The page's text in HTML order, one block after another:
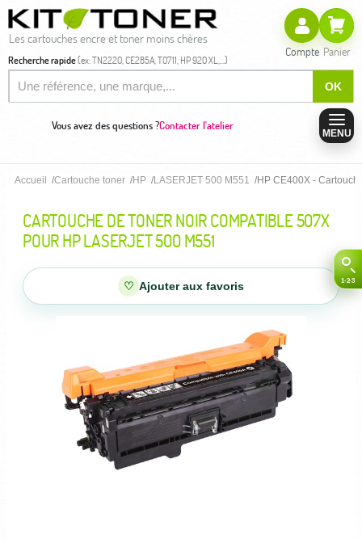
Les cartouches encre et toner moins chères
Recherche rapide(ex: TN2220, CE285A, T0711, HP 920 XL,...)
OK
Compte Panier
Vous avez des questions ?Contacter l'atelier
MENU
Accueil Cartouche toner HP LASERJET 500 M551 HP CE400X -
CARTOUCHE DE TONER NOIR COMPATIBLE 507X
POUR HP LASERJET 500 M551
♡ Ajouter aux favoris